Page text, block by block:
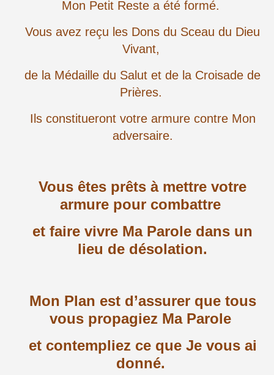
Mon Petit Reste a été formé.
Vous avez reçu les Dons du Sceau du Dieu
Vivant,
de la Médaille du Salut et de la Croisade de
Prières.
Ils constitueront votre armure contre Mon
adversaire.
Vous êtes prêts à mettre votre
armure pour combattre
et faire vivre Ma Parole dans un
lieu de désolation.
Mon Plan est d’assurer que tous
vous propagiez Ma Parole
et contempliez ce que Je vous ai
donné.